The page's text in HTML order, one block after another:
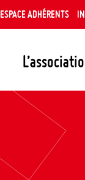
ESPACE ADHÉRENTS